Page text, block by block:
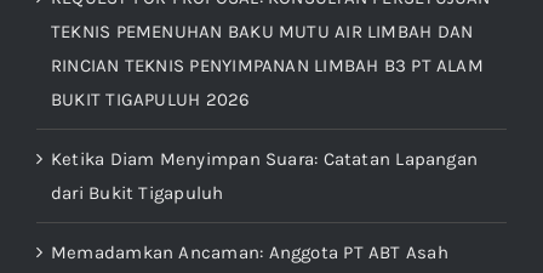
TEKNIS PEMENUHAN BAKU MUTU AIR LIMBAH DAN
RINCIAN TEKNIS PENYIMPANAN LIMBAH B3 PT ALAM
BUKIT TIGAPULUH 2026
Ketika Diam Menyimpan Suara: Catatan Lapangan
dari Bukit Tigapuluh
Memadamkan Ancaman: Anggota PT ABT Asah